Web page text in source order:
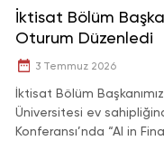
İktisat Bölüm
Oturum Düzenledi
3 Temmuz 2026
İktisat Bölüm
Üniversitesi ev
Konferansı’nda “AI in